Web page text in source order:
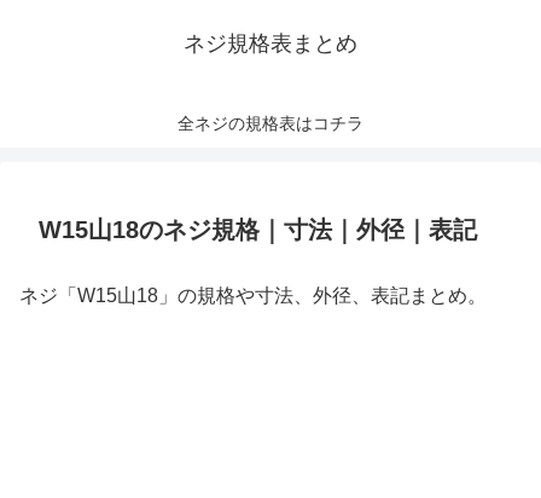
ネジ規格表まとめ
全ネジの規格表はコチラ
W15山18のネジ規格｜寸法｜外径｜表記
ネジ「W15山18」の規格や寸法、外径、表記まとめ。